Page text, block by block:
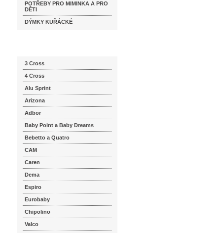
POTŘEBY PRO MIMINKA A PRO
DĚTI
DÝMKY KUŘÁCKÉ
3 Cross
4 Cross
Alu Sprint
Arizona
Adbor
Baby Point a Baby Dreams
Bebetto a Quatro
CAM
Caren
Dema
Espiro
Eurobaby
Chipolino
Valco